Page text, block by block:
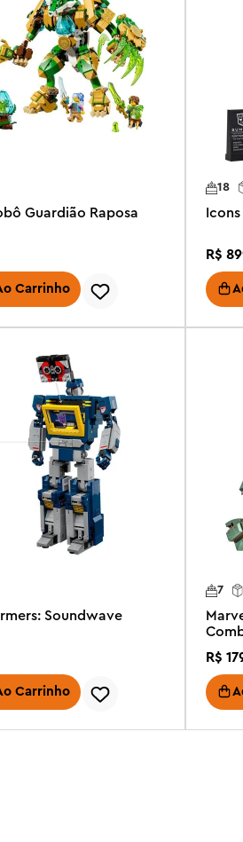
Guardião Raposa
Carrinho
18
R$
Soundwave
Carrinho
7
R$